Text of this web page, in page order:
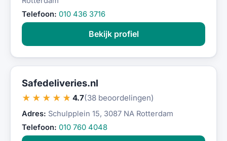
Telefoon: 010 436 3716
Bekijk profiel
Safedeliveries.nl
★★★★★ 4.7(38 beoordelingen)
Adres: Schulpplein 15, 3087 NA Rotterdam
Telefoon: 010 760 4048